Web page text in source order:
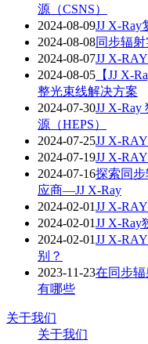
源（CSNS）
2024-08-09JJ X-Ray
2024-08-08同步辐
2024-08-07JJ X-
2024-08-05 【JJ X-
整光束线解决方案
2024-07-30JJ X-
源（HEPS）
2024-07-25JJ X-
2024-07-19JJ X-
2024-07-16探索同
应商—JJ X-Ray
2024-02-01JJ X-
2024-02-01JJ X-Ray
2024-02-01JJ X-
别？
2023-11-23在同步
有哪些
关于我们
关于我们